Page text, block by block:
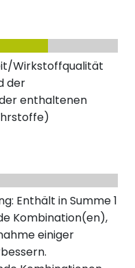
Wirkstoffqualität
der
enthaltenen
Enthält in Summe 1
Kombination(en),
einiger